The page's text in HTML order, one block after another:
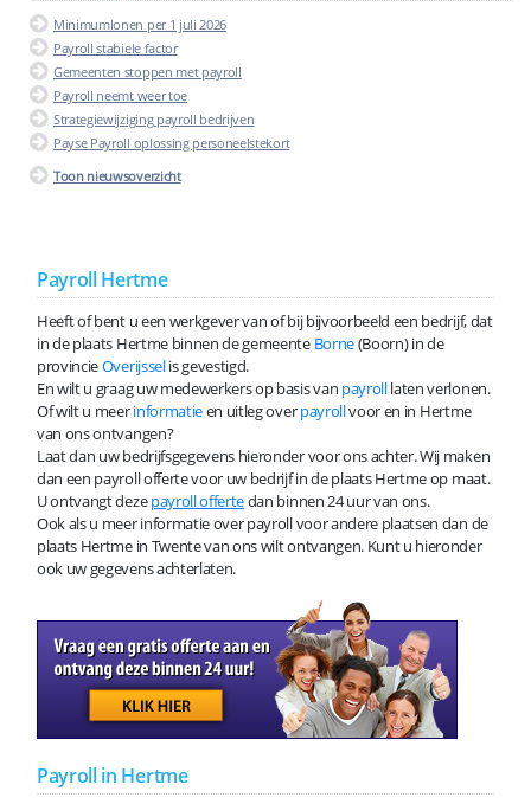
Minimumlonen per 1 juli 2026
Payroll stabiele factor
Gemeenten stoppen met payroll
Payroll neemt weer toe
Strategiewijziging payroll bedrijven
Payse Payroll oplossing personeelstekort
Toon nieuwsoverzicht
Payroll Hertme
Heeft of bent u een werkgever van of bij bijvoorbeeld een bedrijf, dat
in de plaats Hertme binnen de gemeente Borne(Boorn) in de
provincieOverijsselis gevestigd.
En wilt u graag uw medewerkers op basis van payrolllaten verlonen.
Of wilt u meerinformatieen uitleg overpayrollvoor en in Hertme
van ons ontvangen?
Laat dan uw bedrijfsgegevens hieronder voor ons achter. Wij maken
dan een payroll offerte voor uw bedrijf in de plaats Hertme op maat.
U ontvangt dezepayroll offertedan binnen 24 uur van ons.
Ook als u meer informatie over payroll voor andere plaatsen dan de
plaats Hertme in Twente van ons wilt ontvangen. Kunt u hieronder
ook uw gegevens achterlaten.
Payroll in Hertme